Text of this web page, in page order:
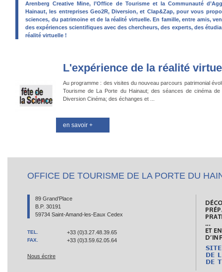
Arenberg Creative Mine, l’Office de Tourisme et la Communauté
Hainaut, les entreprises Geo2R, Diversion, et Clap&Zap, pour vous
sciences, du patrimoine et de la réalité virtuelle. En famille, entre amis,
des expériences scientifiques avec des chercheurs, des experts, des
réalité virtuelle !
L'expérience de la réalité
Au programme : des visites du nouveau parcours patrimonial
Tourisme de La Porte du Hainaut; des séances de cinéma
Diversion Cinéma; des échanges et ...
en savoir +
OFFICE DE TOURISME DE LA PORTE DU
89 Grand’Place
B.P. 30191
59734 Saint-Amand-les-Eaux Cedex
TEL. +33 (0)3.27.48.39.65
FAX. +33 (0)3.59.62.05.64
Nous écrire